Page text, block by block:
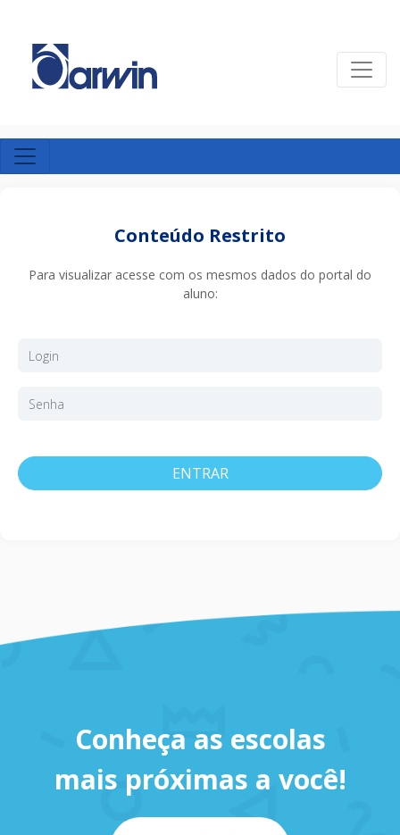
Conteúdo Restrito
Para visualizar acesse com os mesmos dados do portal do
aluno:
ENTRAR
Conheça as escolas
mais próximas a você!